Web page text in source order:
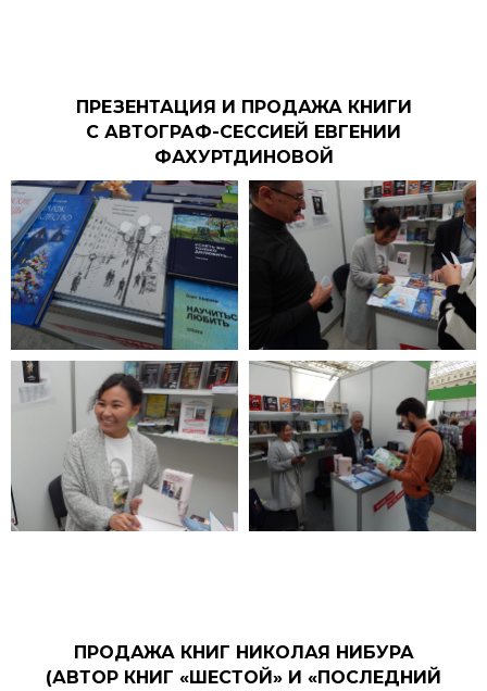
ПРЕЗЕНТАЦИЯ И ПРОДАЖА КНИГИ
С АВТОГРАФ-СЕССИЕЙ ЕВГЕНИИ
ФАХУРТДИНОВОЙ
ПРОДАЖА КНИГ НИКОЛАЯ НИБУРА
(АВТОР КНИГ «ШЕСТОЙ» И «ПОСЛЕДНИЙ